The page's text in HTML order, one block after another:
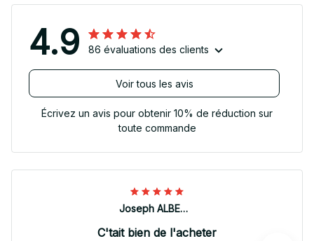
4.9 86 évaluations des clients
Voir tous les avis
Écrivez un avis pour obtenir 10% de réduction sur
toute commande
Joseph ALBERTINI
C'tait bien de l'acheter